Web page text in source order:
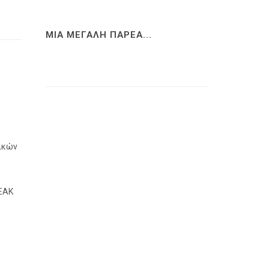
ΜΙΑ ΜΕΓΑΛΗ ΠΑΡΕΑ...